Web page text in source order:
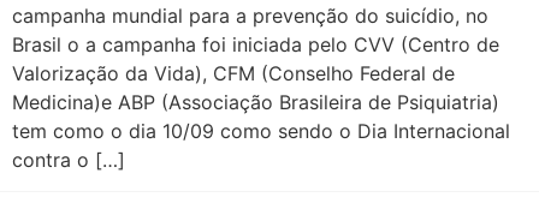
campanha mundial para a prevenção do suicídio, no
Brasil o a campanha foi iniciada pelo CVV (Centro de
Valorização da Vida), CFM (Conselho Federal de
Medicina)e ABP (Associação Brasileira de Psiquiatria)
tem como o dia 10/09 como sendo o Dia Internacional
contra o […]